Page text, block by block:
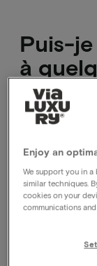
de l'hôtel ou
Puis-je
Puis-
à
Oui, bien sûr,
personnalisé.
Enjoy an
We support you in
similar techniques.
cookies on your
communications